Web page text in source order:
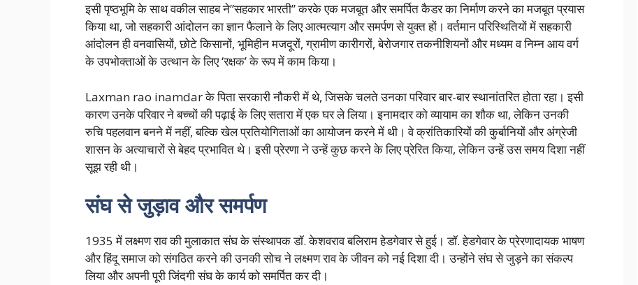
इसी पृष्ठभूमि के साथ वकील साहब ने”सहकार भारती” करके एक मजबूत और समर्पित कैडर का निर्माण करने का मजबूत प्रयास
किया था, जो सहकारी आंदोलन का ज्ञान फैलाने के लिए आत्मत्याग और समर्पण से युक्त हों। वर्तमान परिस्थितियों में सहकारी
आंदोलन ही वनवासियों, छोटे किसानों, भूमिहीन मजदूरों, ग्रामीण कारीगरों, बेरोजगार तकनीशियनों और मध्यम व निम्न आय वर्ग
के उपभोक्ताओं के उत्थान के लिए ‘रक्षक’ के रूप में काम किया।
Laxman rao inamdar के पिता सरकारी नौकरी में थे, जिसके चलते उनका परिवार बार-बार स्थानांतरित होता रहा। इसी
कारण उनके परिवार ने बच्चों की पढ़ाई के लिए सतारा में एक घर ले लिया। इनामदार को व्यायाम का शौक था, लेकिन उनकी
रुचि पहलवान बनने में नहीं, बल्कि खेल प्रतियोगिताओं का आयोजन करने में थी। वे क्रांतिकारियों की कुर्बानियों और अंग्रेजी
शासन के अत्याचारों से बेहद प्रभावित थे। इसी प्रेरणा ने उन्हें कुछ करने के लिए प्रेरित किया, लेकिन उन्हें उस समय दिशा नहीं
सूझ रही थी।
संघ से जुड़ाव और समर्पण
1935 में लक्ष्मण राव की मुलाकात संघ के संस्थापक डॉ. केशवराव बलिराम हेडगेवार से हुई। डॉ. हेडगेवार के प्रेरणादायक भाषण
और हिंदू समाज को संगठित करने की उनकी सोच ने लक्ष्मण राव के जीवन को नई दिशा दी। उन्होंने संघ से जुड़ने का संकल्प
लिया और अपनी पूरी जिंदगी संघ के कार्य को समर्पित कर दी।